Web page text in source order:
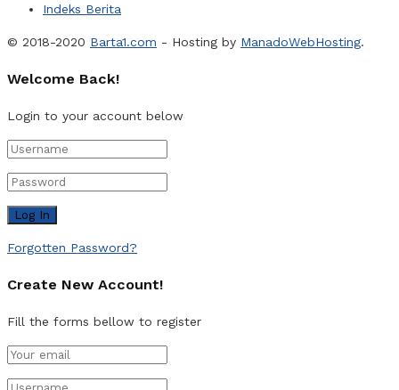
Indeks Berita
© 2018-2020 Barta1.com - Hosting by ManadoWebHosting.
Welcome Back!
Login to your account below
Forgotten Password?
Create New Account!
Fill the forms bellow to register